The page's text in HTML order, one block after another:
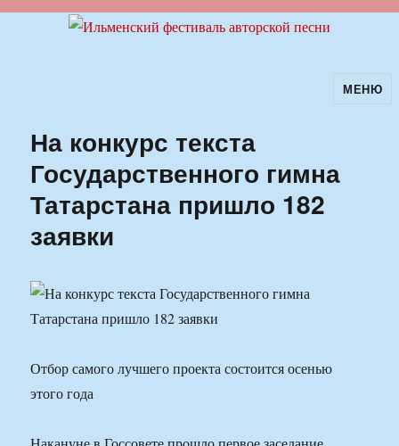
Ильменский фестиваль авторскойМЕНЮ
На конкурс текста
Государственного гимна
Татарстана пришло 182
заявки
Отбор самого лучшего проекта состоится осенью
этого года